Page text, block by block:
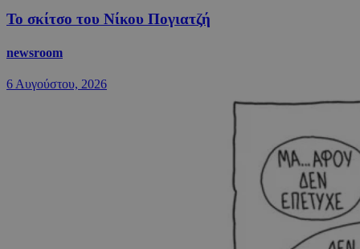
Το σκίτσο του Νίκου Πογιατζή
newsroom
6 Αυγούστου, 2026